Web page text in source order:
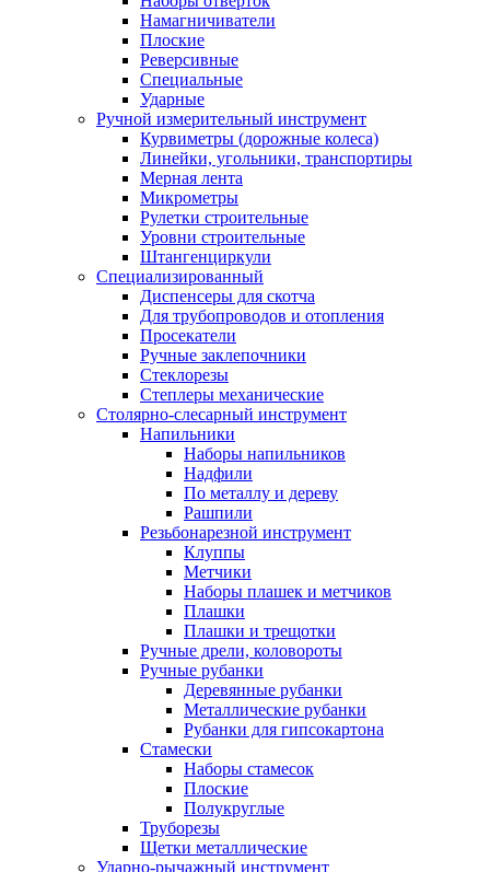
Намагничиватели
Плоские
Реверсивные
Специальные
Ударные
Ручной измерительный инструмент
Курвиметры (дорожные колеса)
Линейки, угольники, транспортиры
Мерная лента
Микрометры
Рулетки строительные
Уровни строительные
Штангенциркули
Специализированный
Диспенсеры для скотча
Для трубопроводов и отопления
Просекатели
Ручные заклепочники
Стеклорезы
Степлеры механические
Столярно-слесарный инструмент
Напильники
Наборы напильников
Надфили
По металлу и дереву
Рашпили
Резьбонарезной инструмент
Клуппы
Метчики
Наборы плашек и метчиков
Плашки
Плашки и трещотки
Ручные дрели, коловороты
Ручные рубанки
Деревянные рубанки
Металлические рубанки
Рубанки для гипсокартона
Стамески
Наборы стамесок
Плоские
Полукруглые
Труборезы
Щетки металлические
Ударно-рычажный инструмент